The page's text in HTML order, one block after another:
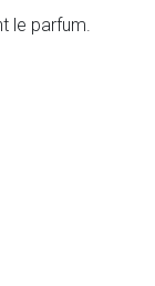
le parfum.